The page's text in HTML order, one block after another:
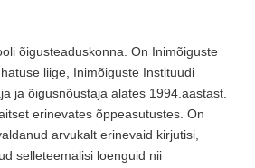
õigusteaduskonna. On Inimõiguste
liige, Inimõiguste Instituudi
ja õigusnõustaja alates 1994.aastast.
erinevates õppeasutustes. On
arvukalt erinevaid kirjutisi,
selleteemalisi loenguid nii